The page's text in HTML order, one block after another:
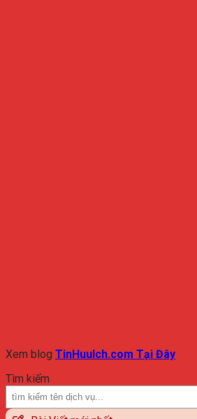
Xem blog TinHuuIch.com Tại Đây
Tìm kiếm